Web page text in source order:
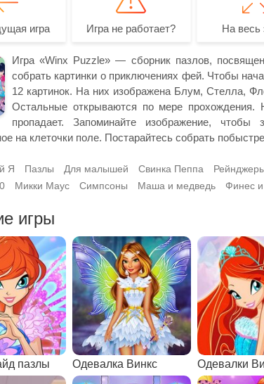
игра Игра не работает? На весь
Игра «Winx Puzzle» — сборник пазлов,
собрать картинки о приключениях фей. Чтобы
12 картинок. На них изображена Блум, Стелла,
Остальные открываются по мере прохождения.
пропадает. Запоминайте изображение,
на клеточки поле. Постарайтесь собрать
Я Пазлы Для малышей Свинка Пеппа
Микки Маус Симпсоны Маша и медведь Финес
игры
пазлы Одевалка Винкс Одевалки